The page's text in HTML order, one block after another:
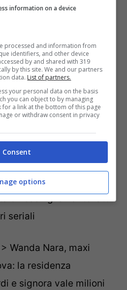
Ticino,Szydlik
e messo in pratica,
di un proprio token
attività completamente
pubblico di prodotti
la pubblicità e il
di valuta virtuale.
Macchinari inesistenti
di leasing: smantellato
seriali
Wanda Nara, maxi
la residenza
e signora vale milioni
information on a device
processed and information from
identifiers, and other device
by and shared with 319
by this site. We and our partners
data. List of partners.
your personal data on the basis
you can object to by managing
a link at the bottom of this page
or withdraw consent in privacy
Consent
options